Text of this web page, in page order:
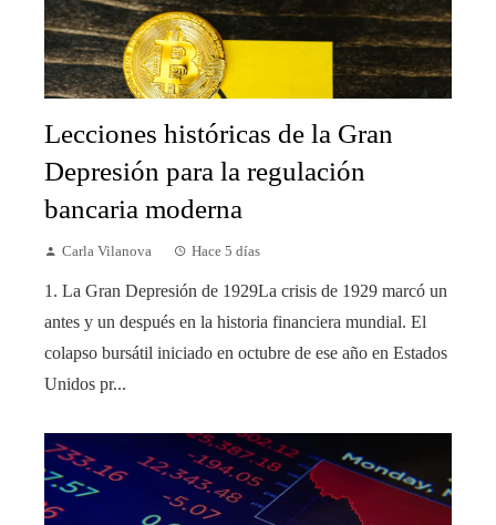
Lecciones históricas de la Gran
Depresión para la regulación
bancaria moderna
Carla Vilanova Hace 5 días
1. La Gran Depresión de 1929La crisis de 1929 marcó un
antes y un después en la historia financiera mundial. El
colapso bursátil iniciado en octubre de ese año en Estados
Unidos pr...